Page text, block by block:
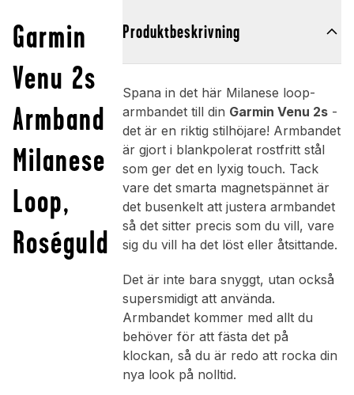
Garmin
Venu 2s
Armband
Milanese
Loop,
Roséguld
Produktbeskrivning
Spana in det här Milanese loop-
armbandet till din Garmin Venu 2s-
det är en riktig stilhöjare! Armbandet
är gjort i blankpolerat rostfritt stål
som ger det en lyxig touch. Tack
vare det smarta magnetspännet är
det busenkelt att justera armbandet
så det sitter precis som du vill, vare
sig du vill ha det löst eller åtsittande.
Det är inte bara snyggt, utan också
supersmidigt att använda.
Armbandet kommer med allt du
behöver för att fästa det på
klockan, så du är redo att rocka din
nya look på nolltid.